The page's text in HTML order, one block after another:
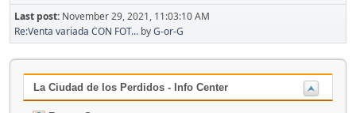
Last post: November 29, 2021, 11:03:10 AM
Re:Venta variada CON FOT... byG-or-G
La Ciudad de los Perdidos - Info Center